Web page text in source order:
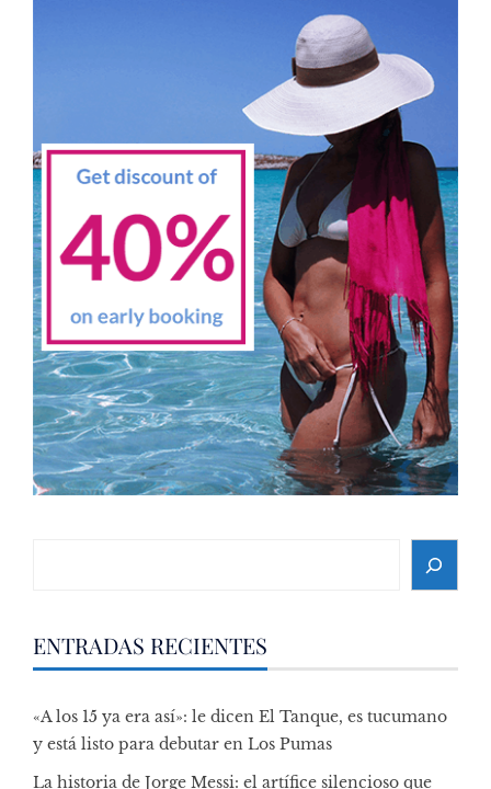
ENTRADAS RECIENTES
«A los 15 ya era así»: le dicen El Tanque, es tucumano
y está listo para debutar en Los Pumas
La historia de Jorge Messi: el artífice silencioso que